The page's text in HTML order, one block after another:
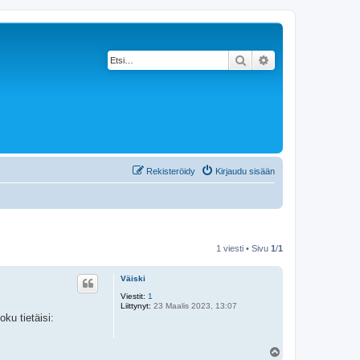
Etsi
Kirjaudu sisään
Rekisteröidy
1 viesti • Sivu 1/1
Väiski
Viestit: 1
Liittynyt: 23 Maalis 2023, 13:07
tietäisi: